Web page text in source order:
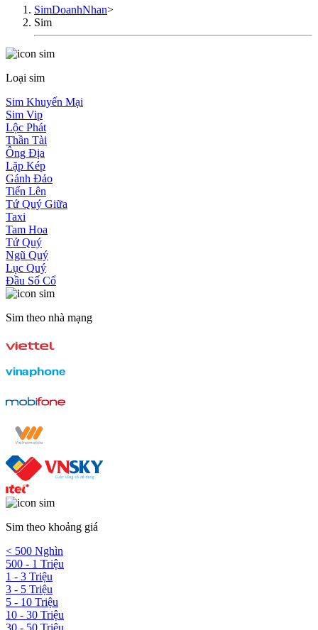
SimDoanhNhan>
Sim
Loại sim
Sim Khuyến Mại
Sim Vip
Lộc Phát
Thần Tài
Ông Địa
Lặp Kép
Gánh Đảo
Tiến Lên
Tứ Quý Giữa
Taxi
Tam Hoa
Tứ Quý
Ngũ Quý
Lục Quý
Đầu Số Cổ
Sim theo nhà mạng
Sim theo khoảng giá
< 500 Nghìn
500 - 1 Triệu
1 - 3 Triệu
3 - 5 Triệu
5 - 10 Triệu
10 - 30 Triệu
30 - 50 Triệu